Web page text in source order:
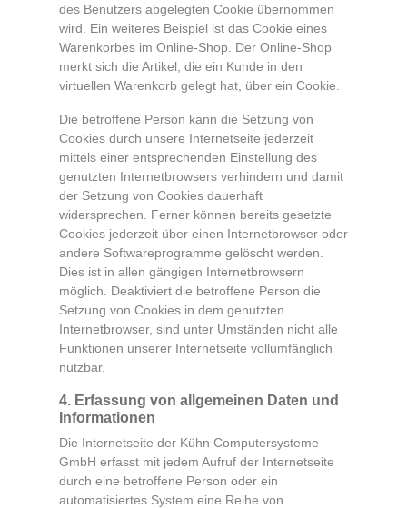
des Benutzers abgelegten Cookie übernommen
wird. Ein weiteres Beispiel ist das Cookie eines
Warenkorbes im Online-Shop. Der Online-Shop
merkt sich die Artikel, die ein Kunde in den
virtuellen Warenkorb gelegt hat, über ein Cookie.
Die betroffene Person kann die Setzung von
Cookies durch unsere Internetseite jederzeit
mittels einer entsprechenden Einstellung des
genutzten Internetbrowsers verhindern und damit
der Setzung von Cookies dauerhaft
widersprechen. Ferner können bereits gesetzte
Cookies jederzeit über einen Internetbrowser oder
andere Softwareprogramme gelöscht werden.
Dies ist in allen gängigen Internetbrowsern
möglich. Deaktiviert die betroffene Person die
Setzung von Cookies in dem genutzten
Internetbrowser, sind unter Umständen nicht alle
Funktionen unserer Internetseite vollumfänglich
nutzbar.
4. Erfassung von allgemeinen Daten und
Informationen
Die Internetseite der Kühn Computersysteme
GmbH erfasst mit jedem Aufruf der Internetseite
durch eine betroffene Person oder ein
automatisiertes System eine Reihe von